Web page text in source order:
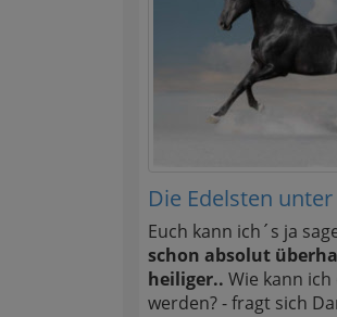
Die Edelsten
Euch kann ich´s ja
schon absolut
heiliger.. Wie kann
werden? - fragt sich